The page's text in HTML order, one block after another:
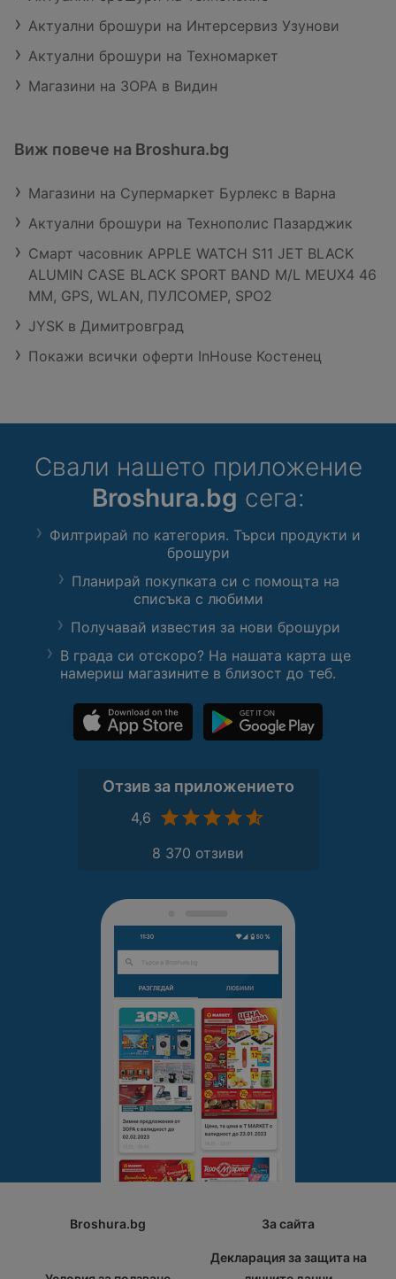
Актуални брошури на Интерсервиз Узунови
Актуални брошури на Техномаркет
Магазини на ЗОРА в Видин
Виж повече на Broshura.bg
Магазини на Супермаркет Бурлекс в Варна
Актуални брошури на Технополис Пазарджик
Смарт часовник APPLE WATCH S11 JET BLACK
ALUMIN CASE BLACK SPORT BAND M/L MEUX4 46
MM, GPS, WLAN, ПУЛСОМЕР, SPO2
JYSK в Димитровград
Покажи всички оферти InHouse Костенец
Свали нашето приложение
Broshura.bg сега:
Филтрирай по категория. Търси продукти и
брошури
Планирай покупката си с помощта на
списъка с любими
Получавай известия за нови брошури
В града си отскоро? На нашата карта ще
намериш магазините в близост до теб.
Отзив за приложението
4,6
8 370 отзиви
Broshura.bg За сайта
Декларация за защита на